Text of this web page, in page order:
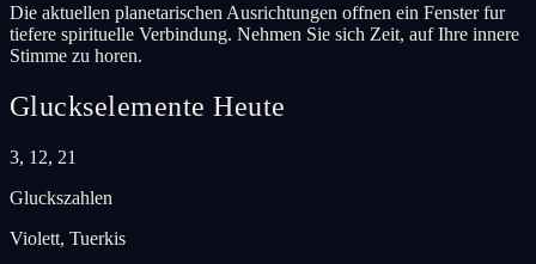
Die aktuellen planetarischen Ausrichtungen offnen ein Fenster fur
tiefere spirituelle Verbindung. Nehmen Sie sich Zeit, auf Ihre innere
Stimme zu horen.
Gluckselemente Heute
3, 12, 21
Gluckszahlen
Violett, Tuerkis